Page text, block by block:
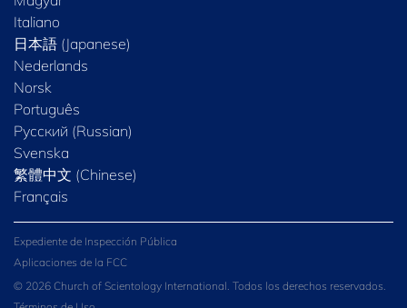
Italiano
日本語 (Japanese)
Nederlands
Norsk
Português
Русский (Russian)
Svenska
繁體中文 (Chinese)
Français
Expediente de Inspección Pública
Aplicaciones de la FCC
© 2026 Church of Scientology International. Todos los derechos reservados.